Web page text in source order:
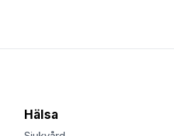
Hälsa